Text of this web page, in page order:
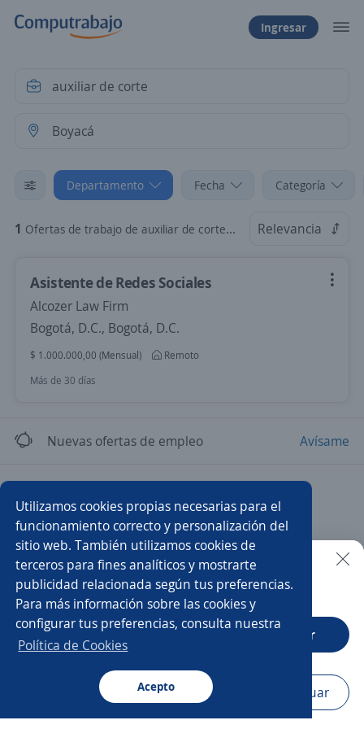
Utilizamos cookies propias necesarias para el
funcionamiento correcto y personalización del
sitio web. También utilizamos cookies de
terceros para fines analíticos y mostrarte
publicidad relacionada según tus preferencias.
Para más información sobre las cookies y
configurar tus preferencias, consulta nuestra
Política de Cookies
Acepto
Ingresar
Buscar Aplicaciones Avisos Favoritos
Departamento Fecha Categoría
1 Ofertas de trabajo de auxiliar de corte en Boyacá Relevancia
Asistente de Redes Sociales
Alcozer Law Firm
Bogotá, D.C., Bogotá, D.C.
$ 1.000.000,00 (Mensual)
Remoto
Más de 30 días
Nuevas ofertas de empleo Avísame
Auxiliar de metalmecánica Auxiliar de planta
Auxiliar de corte Auxiliar operativo
Auxiliar de almacén Producción Auxiliar de cocina
Asistente de producción
Auxiliar de mantenimiento
Buscar es más fácil en la app
CT App Abrir
Navegador Continuar